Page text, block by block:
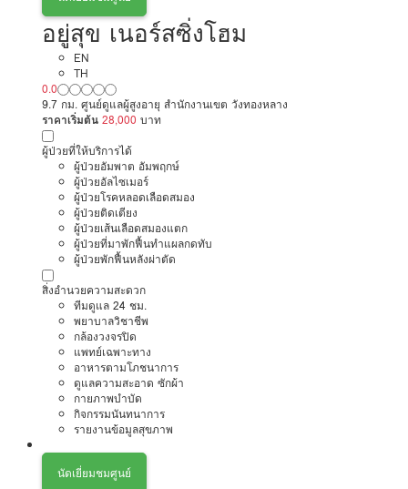
อยู่สุข เนอร์สซิ่งโฮม
EN
TH
0.0
9.7 กม. ศูนย์ดูแลผู้สูงอายุ สำนักงานเขต วังทองหลาง
ราคาเริ่มต้น 28,000 บาท
ผู้ป่วยที่ให้บริการได้
ผู้ป่วยอัมพาต อัมพฤกษ์
ผู้ป่วยอัลไซเมอร์
ผู้ป่วยโรคหลอดเลือดสมอง
ผู้ป่วยติดเตียง
ผู้ป่วยเส้นเลือดสมองแตก
ผู้ป่วยที่มาพักฟื้นทำแผลกดทับ
ผู้ป่วยพักฟื้นหลังผ่าตัด
สิ่งอำนวยความสะดวก
ทีมดูแล 24 ชม.
พยาบาลวิชาชีพ
กล้องวงจรปิด
แพทย์เฉพาะทาง
อาหารตามโภชนาการ
ดูแลความสะอาด ซักผ้า
กายภาพบำบัด
กิจกรรมนันทนาการ
รายงานข้อมูลสุขภาพ
นัดเยี่ยมชมศูนย์